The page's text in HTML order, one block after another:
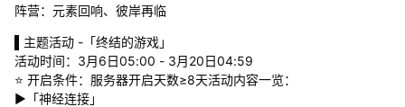
阵营：元素回响、彼岸再临
▌主题活动 -「终结的游戏」
活动时间：3月6日05:00 - 3月20日04:59
⭐ 开启条件：服务器开启天数≥8天活动内容一览：
▶「神经连接」